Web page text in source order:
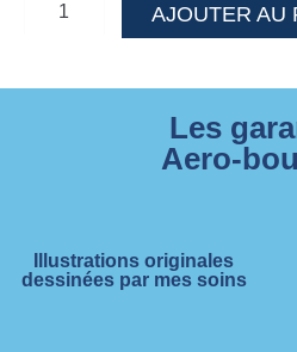
AJOUTER AU
Les
Aero-
Illustrations originales
dessinées par mes soins